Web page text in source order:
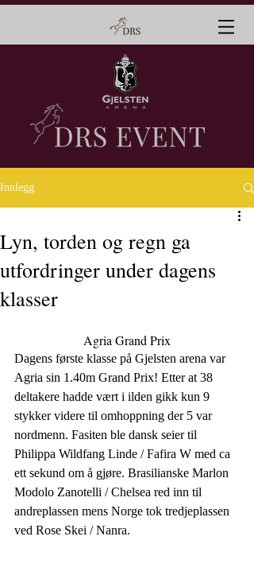
Innlegg
Lyn, torden og regn ga
utfordringer under dagens
klasser
Agria Grand Prix
Dagens første klasse på Gjelsten arena var
Agria sin 1.40m Grand Prix! Etter at 38
deltakere hadde vært i ilden gikk kun 9
stykker videre til omhoppning der 5 var
nordmenn. Fasiten ble dansk seier til
Philippa Wildfang Linde / Fafira W med ca
ett sekund om å gjøre. Brasilianske Marlon
Modolo Zanotelli / Chelsea red inn til
andreplassen mens Norge tok tredjeplassen
ved Rose Skei / Nanra.